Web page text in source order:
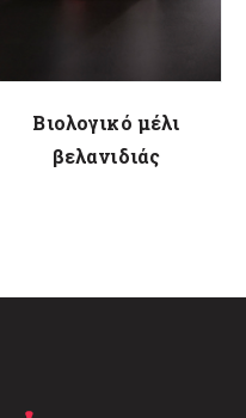
Βιολογικό μέλι
βελανιδιάς